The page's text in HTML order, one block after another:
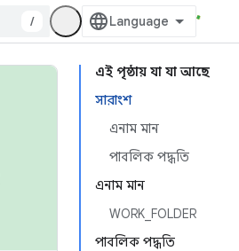
/
এই পৃষ্ঠায় যা যা আছে
সারাংশ
এনাম মান
পাবলিক পদ্ধতি
এনাম মান
WORK_FOLDER
পাবলিক পদ্ধতি